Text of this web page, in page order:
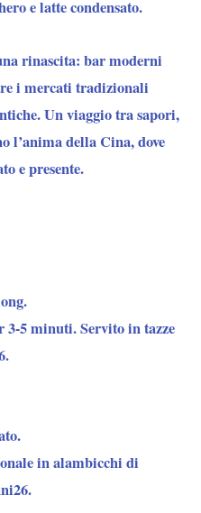
e latte condensato.
rinascita: bar moderni
i mercati tradizionali
Un viaggio tra sapori,
l’anima della Cina, dove
e presente.
3-5 minuti. Servito in tazze
in alambicchi di